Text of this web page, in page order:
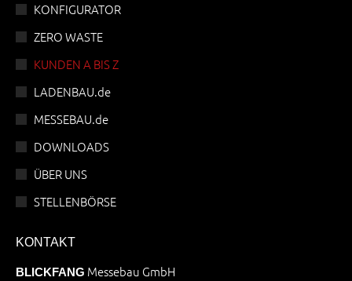
KONFIGURATOR
ZERO WASTE
KUNDEN A BIS Z
LADENBAU.de
MESSEBAU.de
DOWNLOADS
ÜBER UNS
STELLENBÖRSE
KONTAKT
BLICKFANG Messebau GmbH